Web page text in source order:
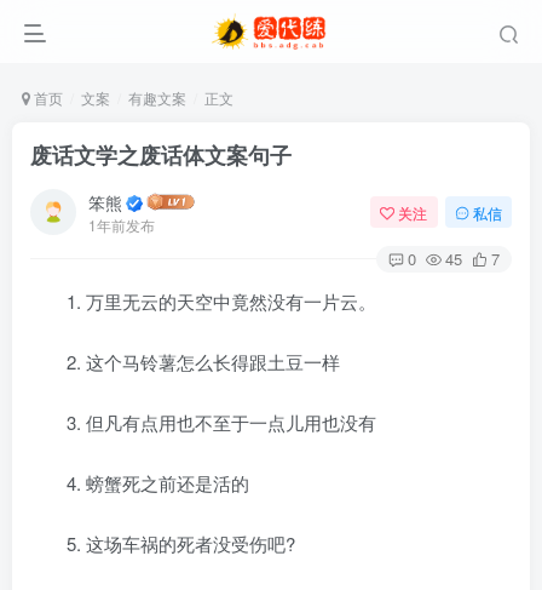
首页 文案 有趣文案 正文
废话文学之废话体文案句子
笨熊
1年前发布
关注 私信
0 45 7
1. 万里无云的天空中竟然没有一片云。
2. 这个马铃薯怎么长得跟土豆一样
3. 但凡有点用也不至于一点儿用也没有
4. 螃蟹死之前还是活的
5. 这场车祸的死者没受伤吧?